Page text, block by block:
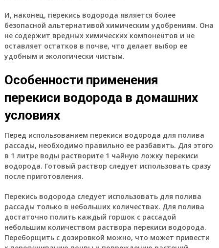
И, наконец, перекись водорода является более
безопасной альтернативой химическим удобрениям. Она
не содержит вредных химических компонентов и не
оставляет остатков в почве, что делает выбор ее
удобным и экологически чистым.
Особенности применения
перекиси водорода в домашних
условиях
Перед использованием перекиси водорода для полива
рассады, необходимо правильно ее разбавить. Для этого
в 1 литре воды растворите 1 чайную ложку перекиси
водорода. Готовый раствор следует использовать сразу
после приготовления.
Перекись водорода следует использовать для полива
рассады только в небольших количествах. Для полива
достаточно полить каждый горшок с рассадой
небольшим количеством раствора перекиси водорода.
Переборщить с дозировкой можно, что может привести